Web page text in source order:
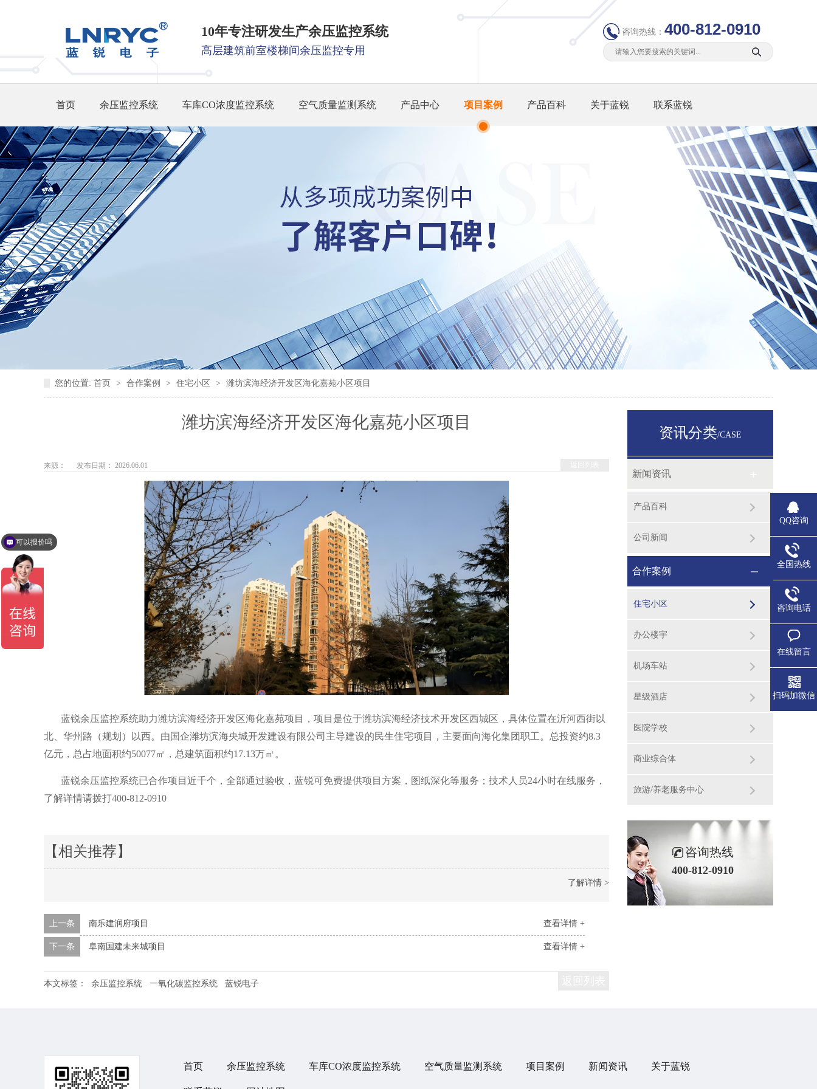
10年专注研发生产余压监控系统
高层建筑前室楼梯间余压监控专用
咨询热线： 400-812-0910
首页 余压监控系统 车库CO浓度监控系统 空气质量监测系统 产品中心 项目案例 产品百科 关于蓝锐 联系蓝锐
您的位置: 首页 > 合作案例 > 住宅小区 > 潍坊滨海经济开发区海化嘉苑小区项目
潍坊滨海经济开发区海化嘉苑小区项目
来源： 发布日期： 2026.06.01
蓝锐余压监控系统助力潍坊滨海经济开发区海化嘉苑项目，项目是位于潍坊滨海经济技术开发区西城区，具体位置在‌沂河西街以
北、华州路（规划）以西‌。由国企潍坊滨海央城开发建设有限公司主导建设的民生住宅项目，主要面向海化集团职工。总投资约8.3
亿元，总占地面积约50077㎡，总建筑面积约17.13万㎡。
蓝锐余压监控系统已合作项目近千个，全部通过验收，蓝锐可免费提供项目方案，图纸深化等服务；技术人员24小时在线服务，
了解详情请拨打400-812-0910
【相关推荐】
了解详情 >
查看详情 +
上一条 南乐建润府项目
查看详情 +
下一条 阜南国建未来城项目
本文标签： 余压监控系统 一氧化碳监控系统 蓝锐电子
资讯分类/CASE
新闻资讯
产品百科
公司新闻
合作案例
住宅小区
办公楼宇
机场车站
星级酒店
医院学校
商业综合体
旅游/养老服务中心
咨询热线
400-812-0910
首页 余压监控系统 车库CO浓度监控系统 空气质量监测系统 项目案例 新闻资讯 关于蓝锐
QQ咨询
全国热线
咨询电话
在线留言
扫码加微信
可以报价吗